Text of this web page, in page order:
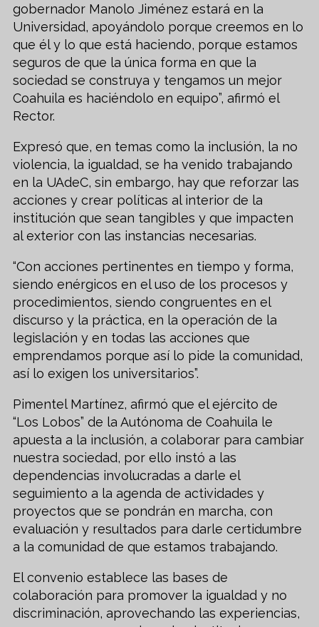
gobernador Manolo Jiménez estará en la
Universidad, apoyándolo porque creemos en lo
que él y lo que está haciendo, porque estamos
seguros de que la única forma en que la
sociedad se construya y tengamos un mejor
Coahuila es haciéndolo en equipo”, afirmó el
Rector.
Expresó que, en temas como la inclusión, la no
violencia, la igualdad, se ha venido trabajando
en la UAdeC, sin embargo, hay que reforzar las
acciones y crear políticas al interior de la
institución que sean tangibles y que impacten
al exterior con las instancias necesarias.
“Con acciones pertinentes en tiempo y forma,
siendo enérgicos en el uso de los procesos y
procedimientos, siendo congruentes en el
discurso y la práctica, en la operación de la
legislación y en todas las acciones que
emprendamos porque así lo pide la comunidad,
así lo exigen los universitarios”.
Pimentel Martínez, afirmó que el ejército de
“Los Lobos” de la Autónoma de Coahuila le
apuesta a la inclusión, a colaborar para cambiar
nuestra sociedad, por ello instó a las
dependencias involucradas a darle el
seguimiento a la agenda de actividades y
proyectos que se pondrán en marcha, con
evaluación y resultados para darle certidumbre
a la comunidad de que estamos trabajando.
El convenio establece las bases de
colaboración para promover la igualdad y no
discriminación, aprovechando las experiencias,